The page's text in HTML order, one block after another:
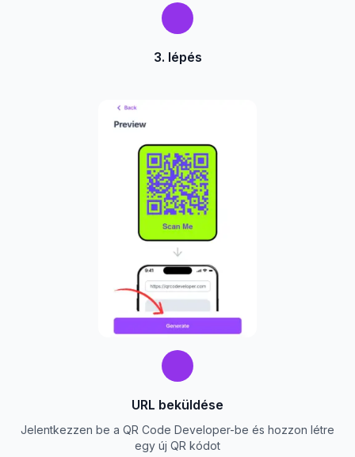
3. lépés
URL beküldése
Jelentkezzen be a QR Code Developer-be és hozzon létre
egy új QR kódot